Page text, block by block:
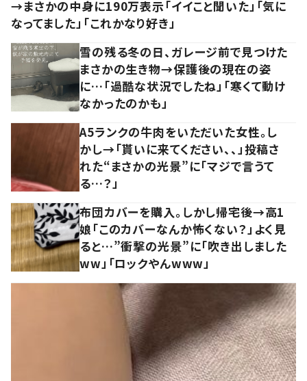
→まさかの中身に190万表示「イイこと聞いた」「気に
なってました」「これかなり好き」
雪の残る冬の日、ガレージ前で見つけた
まさかの生き物→保護後の現在の姿
に…「過酷な状況でしたね」「寒くて動け
なかったのかも」
A5ランクの牛肉をいただいた女性。し
かし→「貰いに来てください、、」投稿さ
れた“まさかの光景”に「マジで言うて
る…？」
布団カバーを購入。しかし帰宅後→高1
娘「このカバーなんか怖くない？」よく見
ると…”衝撃の光景”に「吹き出しました
ww」「ロックやんwww」